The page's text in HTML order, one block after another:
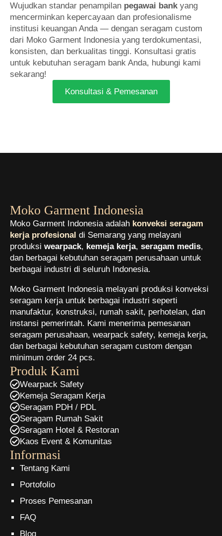
Wujudkan standar penampilan pegawai bank yang
mencerminkan kepercayaan dan profesionalisme
institusi keuangan Anda — dengan seragam custom
dari Moko Garment Indonesia yang terdokumentasi,
konsisten, dan berkualitas tinggi. Konsultasi gratis
untuk kebutuhan seragam bank Anda, hubungi kami
sekarang!
Konsultasi & Pemesanan
Moko Garment Indonesia
Moko Garment Indonesia adalah konveksi seragam
kerja profesional di Semarang yang melayani
produksi wearpack, kemeja kerja, seragam medis,
dan berbagai kebutuhan seragam perusahaan untuk
berbagai industri di seluruh Indonesia.
Moko Garment Indonesia melayani produksi konveksi
seragam kerja untuk berbagai industri seperti
manufaktur, konstruksi, rumah sakit, perhotelan, dan
instansi pemerintah. Kami menerima pemesanan
seragam perusahaan, wearpack safety, kemeja kerja,
dan berbagai kebutuhan seragam custom dengan
minimum order 24 pcs.
Produk Kami
Wearpack Safety
Kemeja Seragam Kerja
Seragam PDH / PDL
Seragam Rumah Sakit
Seragam Hotel & Restoran
Kaos Event & Komunitas
Informasi
Tentang Kami
Portofolio
Proses Pemesanan
FAQ
Blog